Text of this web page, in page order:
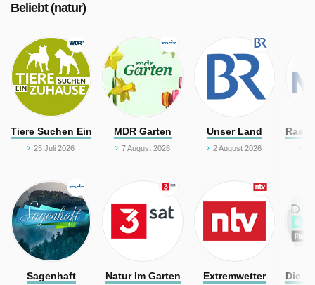
Beliebt (natur)
Tiere Suchen Ein Zuhause
25 Juli 2026
MDR Garten
7 August 2026
Sagenhaft Natur Im Garten
Unser Land
2 August 2026
Extremwetter Die